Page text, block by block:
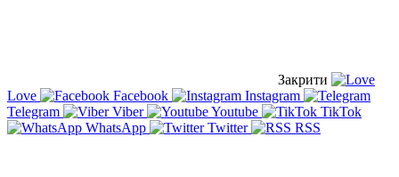
Закрити
Love
Facebook
Instagram
Telegram
Viber Youtube
TikTok
WhatsApp
Twitter RSS